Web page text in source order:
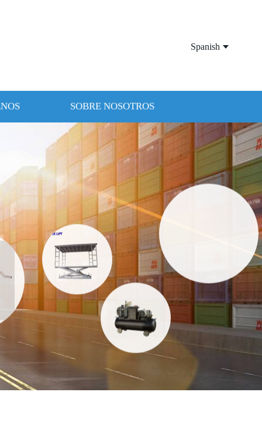
Spanish
SOBRE NOSOTROS